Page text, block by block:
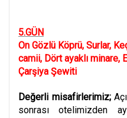
5.GÜN
On Gözlü Köprü, Surlar,
camii, Dört ayaklı minare,
Çarşiya Şewiti
Değerli misafirlerimiz;
sonrası otelimizden